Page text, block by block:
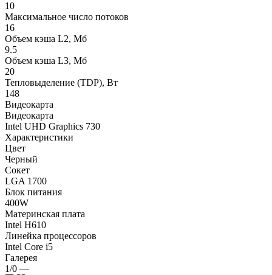
10
Максимальное число потоков
16
Объем кэша L2, Мб
9.5
Объем кэша L3, Мб
20
Тепловыделение (TDP), Вт
148
Видеокарта
Видеокарта
Intel UHD Graphics 730
Характеристики
Цвет
Черный
Сокет
LGA 1700
Блок питания
400W
Материнская плата
Intel H610
Линейка процессоров
Intel Core i5
Галерея
1/0 —